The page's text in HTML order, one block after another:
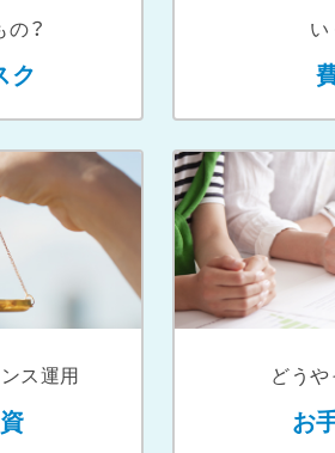
？
ク
い
ンス運⽤ どう
お